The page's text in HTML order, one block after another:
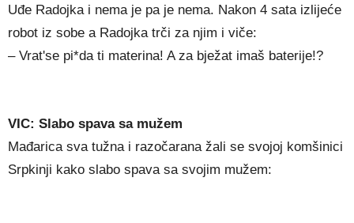
Uđe Radojka i nema je pa je nema. Nakon 4 sata izlijeće
robot iz sobe a Radojka trči za njim i viče:
– Vrat'se pi*da ti materina! A za bježat imaš baterije!?
VIC: Slabo spava sa mužem
Mađarica sva tužna i razočarana žali se svojoj komšinici
Srpkinji kako slabo spava sa svojim mužem: